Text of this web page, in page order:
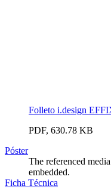
Folleto i.design
PDF, 630.78 KB
Póster
The referenced
embedded.
Ficha Técnica